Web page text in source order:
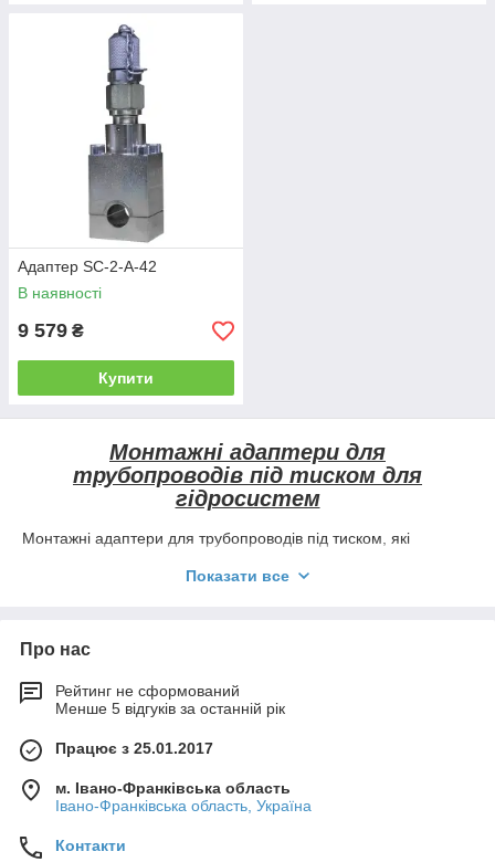
Адаптер SC-2-A-42
В наявності
9 579 ₴
Купити
Монтажні адаптери для
трубопроводів під тиском для
гідросистем
Монтажні адаптери для трубопроводів під тиском, які
компонентами для з'єднання різних гідравлічних елементів,
герметичності та надійності з'єднань у гідросистемі, де
працює під високим тиском гідравлічна рідина.
Монтаж адаптера типу Serv-Clip в гідросистему дозволяє
швидко створювати контрольні точки в місцях, де це не
передбачено конструкцією. Без зливу робочої рідини,
відрізних та зварювальних робіт. Модель Serv-Clip
2 використовується при відсутності тиску в гідросистемі.
Деякі характеристики та функції монтажних адаптерів
1. Матеріали:
Показати все
Про нас
Рейтинг не сформований
Менше 5 відгуків за останній рік
Працює з 25.01.2017
м. Івано-Франківська область
Івано-Франківська область, Україна
Контакти